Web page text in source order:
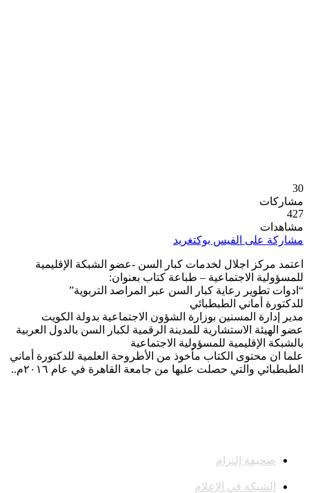
30
مشاركات
427
مشاهدات
مشاركة على الفيس بوكتغريد
اعتمد مركز اجلال لخدمات كبار السن -عضو الشبكة الإقليمية
للمسؤولية الاجتماعية – طباعة كتاب بعنوان:
“ادوات تطوير رعاية كبار السن عبر المراصد التربوية”
للدكتورة أماني الطبطبائي
مدير إدارة المسنين بوزارة الشؤون الاجتماعية بدولة الكويت
عضو الهيئة الاستشارية للمدينة الرقمية لكبار السن بالدول العربية
بالشبكة الإقليمية للمسؤولية الاجتماعية
علما ان محتوى الكتاب مأخوذ من الأطروحة العلمية للدكتورة أماني
الطبطبائي والتي حصلت عليها من جامعة القاهرة في عام ٢٠١٦م..
صحيفة إلتزام
الشبكة في الإعلام